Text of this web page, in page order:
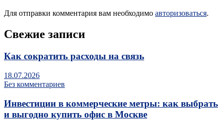
Для отправки комментария вам необходимо авторизоваться.
Свежие записи
Как сократить расходы на связь
18.07.2026
Без комментариев
Инвестиции в коммерческие метры: как выбрать
и выгодно купить офис в Москве